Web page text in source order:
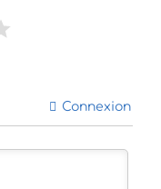
Connexion